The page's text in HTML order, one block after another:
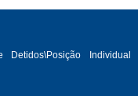
Detidos\Posição